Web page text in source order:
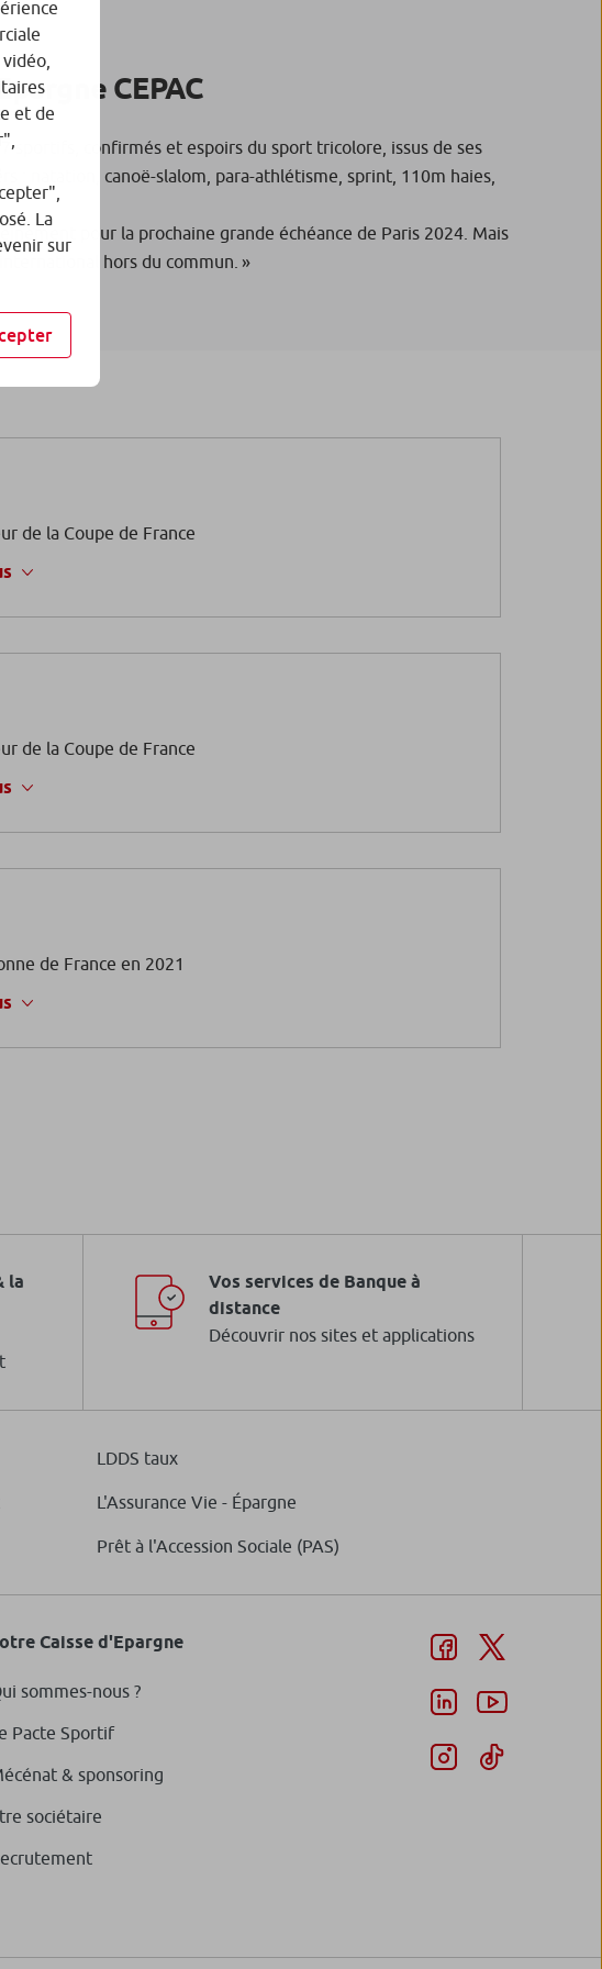
CEPAC
7 sportifs, confirmés et espoirs du sport tricolore, issus de ses
natation, canoë-slalom, para-athlétisme, sprint, 110m haies,
pour la prochaine grande échéance de Paris 2024. Mais
hors du commun. »
de la Coupe de France
de la Coupe de France
de France en 2021
la
Vos services de Banque à
distance
Découvrir nos sites et applications
LDDS taux
L'Assurance Vie - Épargne
Prêt à l'Accession Sociale (PAS)
Caisse d'Epargne
sommes-nous ?
Pacte Sportif
& sponsoring
sociétaire
et de
La
sur